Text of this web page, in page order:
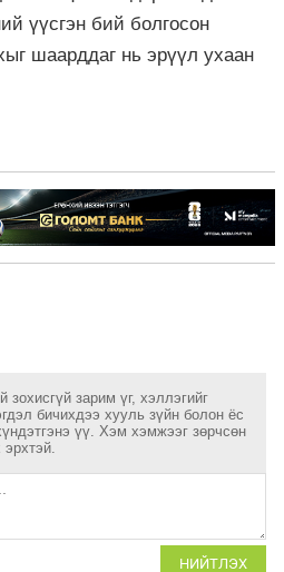
үүсгэн бий болгосон
шаарддаг нь эрүүл ухаан
зарим үг, хэллэгийг
бичихдээ хууль зүйн болон ёс
үү. Хэм хэмжээг зөрчсөн
эрхтэй.
НИЙТЛЭХ